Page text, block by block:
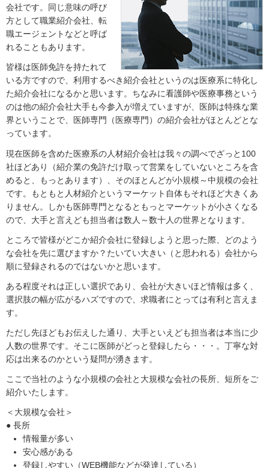
会社です。同じ意味の呼び
方として職業紹介会社、転
職エージェントなどと呼ば
れることもあります。
皆様は医師免許を持たれて
いる方ですので、利用するべき紹介会社というのは医療系に特化し
た紹介会社になるかと思います。ちなみに看護師や医療事務という
のは他の紹介会社大手も今参入が増えていますが、医師は特殊な業
界ということで、医師専門（医療専門）の紹介会社がほとんどとな
っています。
現在医師を含めた医療系の人材紹介会社は我々の調べでざっと100
社ほどあり（紹介業の免許だけ取って営業をしていないところを含
めると、もっとあります）、そのほとんどが小規模～中規模の会社
です。もともと人材紹介というマーケット自体もそれほど大きくあ
りません。しかも医師専門となるともっとマーケットが小さくなる
ので、大手と言えども担当者は数人～数十人の世界となります。
ところで皆様がどこか紹介会社に登録しようと思った際、どのよう
な会社を先に選びますか？たいてい大きい（と思われる）会社から
順に登録されるのではないかと思います。
ある程度それは正しい選択であり、会社が大きいほど情報は多く、
選択肢の幅が広がるハズですので、求職者にとっては有利と言えま
す。
ただし先ほどもお伝えした通り、大手といえども担当者は本当に少
人数の世界です。そこに医師がどっと登録したら・・・。丁寧な対
応は出来るのかという疑問が湧きます。
ここで当社のような小規模の会社と大規模な会社の長所、短所をご
紹介いたします。
＜大規模な会社＞
● 長所
情報量が多い
安心感がある
登録しやすい（WEB機能などが発達している）